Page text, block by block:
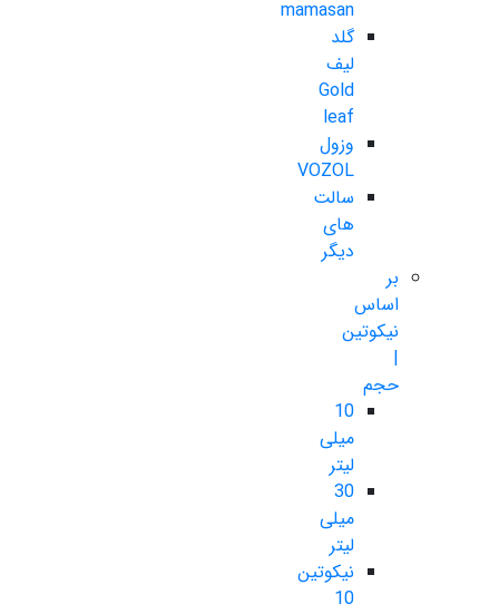
mamasan
گلد
لیف
Gold
leaf
وزول
VOZOL
سالت
های
دیگر
بر
اساس
نیکوتین
|
حجم
10
میلی
لیتر
30
میلی
لیتر
نیکوتین
10